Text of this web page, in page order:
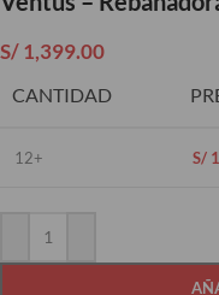
S/1,399.00
CANTIDAD
12+ S/